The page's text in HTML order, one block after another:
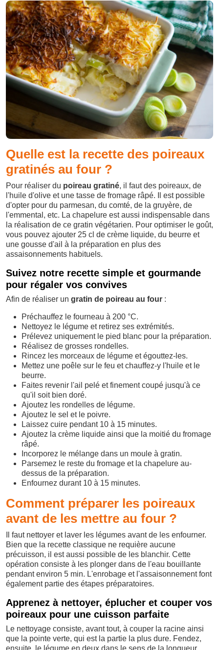
Quelle est la recette des poireaux
gratinés au four ?
Pour réaliser du poireau gratiné, il faut des poireaux, de
l'huile d'olive et une tasse de fromage râpé. Il est possible
d'opter pour du parmesan, du comté, de la gruyère, de
l'emmental, etc. La chapelure est aussi indispensable dans
la réalisation de ce gratin végétarien. Pour optimiser le goût,
vous pouvez ajouter 25 cl de crème liquide, du beurre et
une gousse d'ail à la préparation en plus des
assaisonnements habituels.
Suivez notre recette simple et gourmande
pour régaler vos convives
Afin de réaliser un gratin de poireau au four :
Préchauffez le fourneau à 200 °C.
Nettoyez le légume et retirez ses extrémités.
Prélevez uniquement le pied blanc pour la préparation.
Réalisez de grosses rondelles.
Rincez les morceaux de légume et égouttez-les.
Mettez une poêle sur le feu et chauffez-y l'huile et le
beurre.
Faites revenir l'ail pelé et finement coupé jusqu'à ce
qu'il soit bien doré.
Ajoutez les rondelles de légume.
Ajoutez le sel et le poivre.
Laissez cuire pendant 10 à 15 minutes.
Ajoutez la crème liquide ainsi que la moitié du fromage
râpé.
Incorporez le mélange dans un moule à gratin.
Parsemez le reste du fromage et la chapelure au-
dessus de la préparation.
Enfournez durant 10 à 15 minutes.
Comment préparer les poireaux
avant de les mettre au four ?
Il faut nettoyer et laver les légumes avant de les enfourner.
Bien que la recette classique ne requière aucune
précuisson, il est aussi possible de les blanchir. Cette
opération consiste à les plonger dans de l'eau bouillante
pendant environ 5 min. L'enrobage et l'assaisonnement font
également partie des étapes préparatoires.
Apprenez à nettoyer, éplucher et couper vos
poireaux pour une cuisson parfaite
Le nettoyage consiste, avant tout, à couper la racine ainsi
que la pointe verte, qui est la partie la plus dure. Fendez,
ensuite, le légume en deux dans le sens de la longueur